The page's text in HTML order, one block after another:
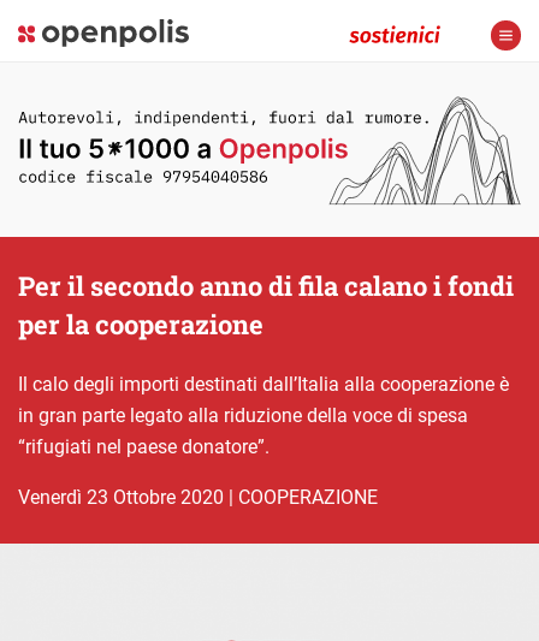
Per il secondo anno di fila calano i fondi
per la cooperazione
Il calo degli importi destinati dall’Italia alla cooperazione è
in gran parte legato alla riduzione della voce di spesa
“rifugiati nel paese donatore”.
venerdì 23 Ottobre 2020 | COOPERAZIONE